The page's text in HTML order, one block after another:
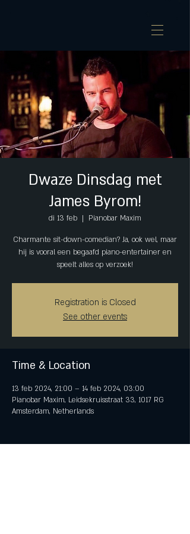
Dwaze Dinsdag met
James Byrom!
di 13 feb
  |
Pianobar Maxim
Charmante sit-down-comedian? Ja, ook wel, maar
hij is vooral een begaafd piano-entertainer en
speelt alles op verzoek!
Registration is Closed
See other events
Time & Location
13 feb 2024, 21:00 – 14 feb 2024, 03:00
Pianobar Maxim, Leidsekruisstraat 33, 1017 RG
Amsterdam, Netherlands